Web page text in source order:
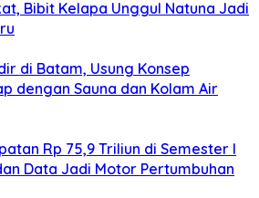
Bibit Kelapa Unggul Natuna Jadi
di Batam, Usung Konsep
dengan Sauna dan Kolam Air
Rp 75,9 Triliun di Semester I
Data Jadi Motor Pertumbuhan